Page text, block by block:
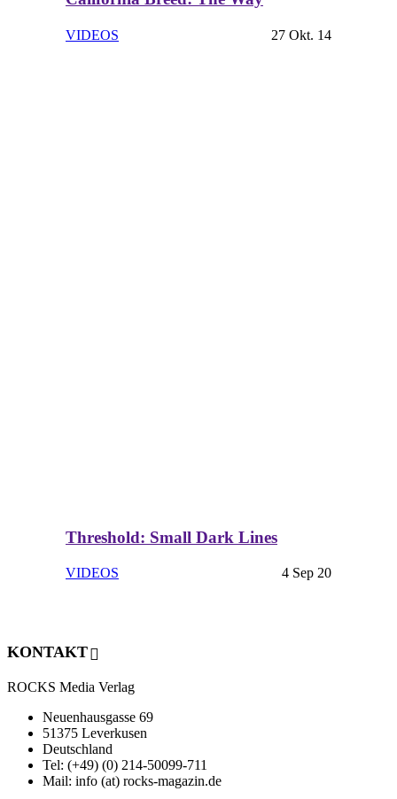
VIDEOS 27 Okt. 14
Threshold: Small Dark Lines
VIDEOS 4 Sep 20
KONTAKT
ROCKS Media Verlag
Neuenhausgasse 69
51375 Leverkusen
Deutschland
Tel: (+49) (0) 214-50099-711
Mail: info (at) rocks-magazin.de